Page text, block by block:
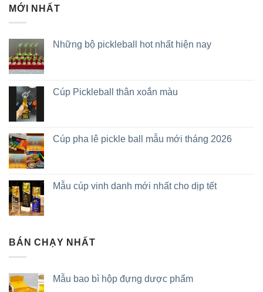
MỚI NHẤT
Những bộ pickleball hot nhất hiện nay
Cúp Pickleball thân xoắn màu
Cúp pha lê pickle ball mẫu mới tháng 2026
Mẫu cúp vinh danh mới nhất cho dịp tết
BÁN CHẠY NHẤT
Mẫu bao bì hộp đựng dược phẩm